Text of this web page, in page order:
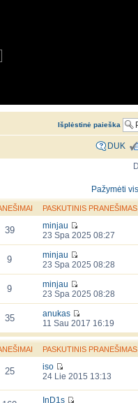
Išplėstinė paieška
DUK
Pažymėti
PASKUTINIS PRANEŠIMAS
39
minjau
23 Spa 2025 08:27
9
minjau
23 Spa 2025 08:28
9
minjau
23 Spa 2025 08:28
35
anukas
11 Sau 2017 16:19
PASKUTINIS PRANEŠIMAS
25
iso
24 Lie 2015 13:13
InD1s